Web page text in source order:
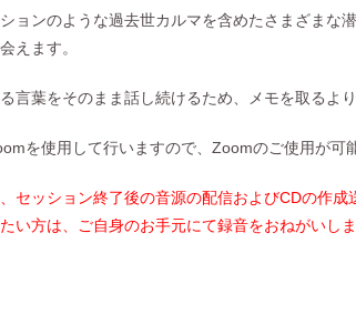
ョンのような過去世カルマを含めたさまざまな
えます。
言葉をそのまま話し続けるため、メモを取るよ
を使用して行いますので、Zoomのご使用が可
セッション終了後の音源の配信およびCDの作成
い方は、ご自身のお手元にて録音をおねがいしま